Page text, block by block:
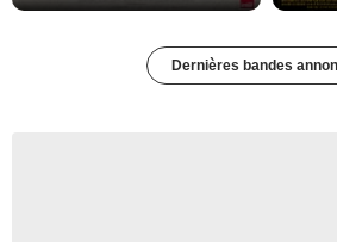
Dernières bandes